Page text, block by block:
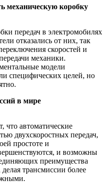
механическую коробку
передач в электромобилях
отказались от них, так
скоростей и
механики.
модели
специфических целей, но
в мире
что автоматические
двухскоростных передач,
простоте и
и возможны
преимущества
трансмиссии более